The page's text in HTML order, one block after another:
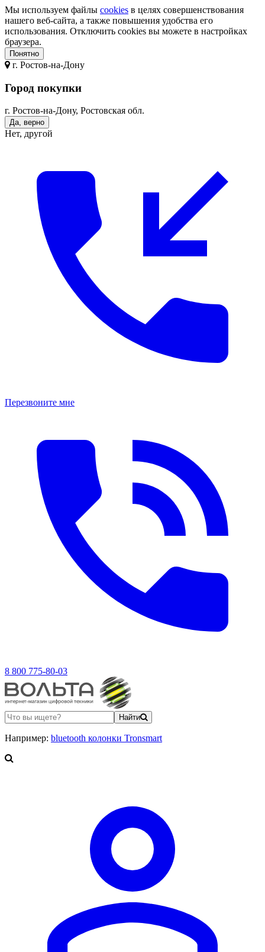
Мы используем файлы cookies в целях совершенствования
нашего веб-сайта, а также повышения удобства его
использования. Отключить cookies вы можете в настройках
браузера.
Понятно
г. Ростов-на-Дону
Город покупки
г. Ростов-на-Дону, Ростовская обл.
Да, верно
Нет, другой
Перезвоните мне
8 800 775-80-03
Найти
Например: bluetooth колонки Tronsmart